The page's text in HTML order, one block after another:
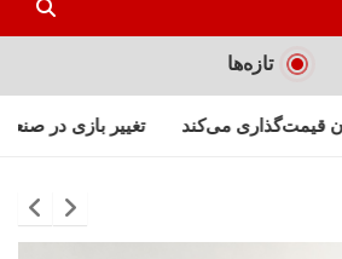
تازه‌ها
تغییر بازی در صنعت هتلداری آسیا